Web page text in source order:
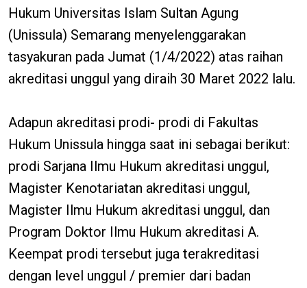
Hukum Universitas Islam Sultan Agung
(Unissula) Semarang menyelenggarakan
tasyakuran pada Jumat (1/4/2022) atas raihan
akreditasi unggul yang diraih 30 Maret 2022 lalu.
Adapun akreditasi prodi- prodi di Fakultas
Hukum Unissula hingga saat ini sebagai berikut:
prodi Sarjana Ilmu Hukum akreditasi unggul,
Magister Kenotariatan akreditasi unggul,
Magister Ilmu Hukum akreditasi unggul, dan
Program Doktor Ilmu Hukum akreditasi A.
Keempat prodi tersebut juga terakreditasi
dengan level unggul / premier dari badan